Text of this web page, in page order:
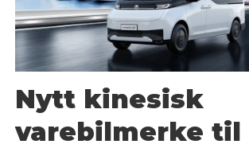
Nytt kinesisk
varebilmerke til